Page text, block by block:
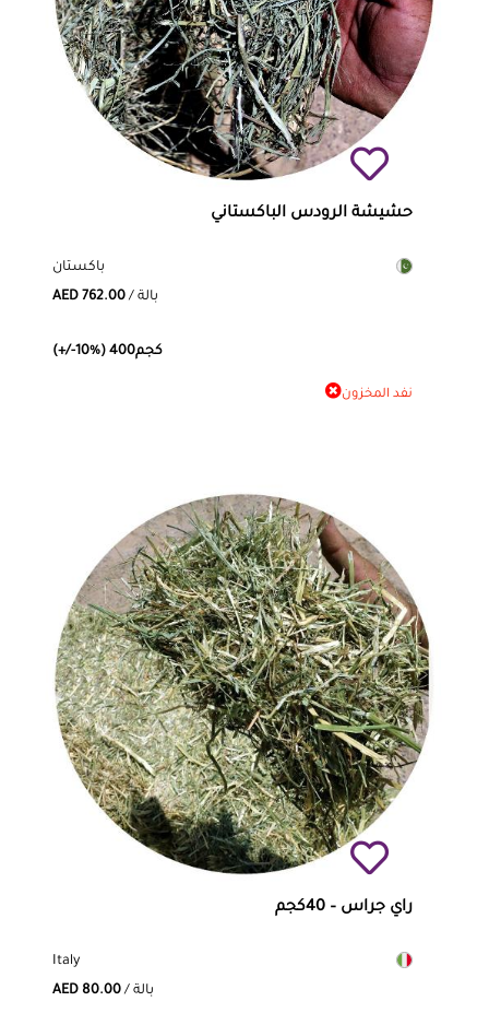
حشيشة الرودس الباكستاني
باكستان
AED 762.00
/ بالة
(+/-10%) 400كجم
نفد المخزون
راي جراس – 40كجم
Italy
AED 80.00
/ بالة